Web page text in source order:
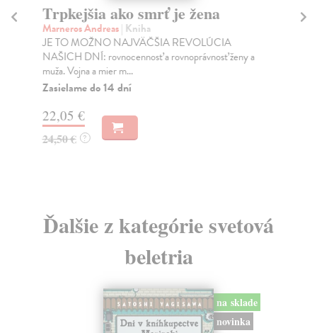
Trpkejšia ako smrť je žena
Marneros Andreas| Kniha
JE TO MOŽNO NAJVÄČŠIA REVOLÚCIA
NAŠICH DNÍ: rovnocennosť a rovnoprávnosť ženy a
muža. Vojna a mier m...
Zasielame do 14 dní
22,05 €
24,50 € ?
Ďalšie z kategórie svetová
beletria
na sklade
novinka